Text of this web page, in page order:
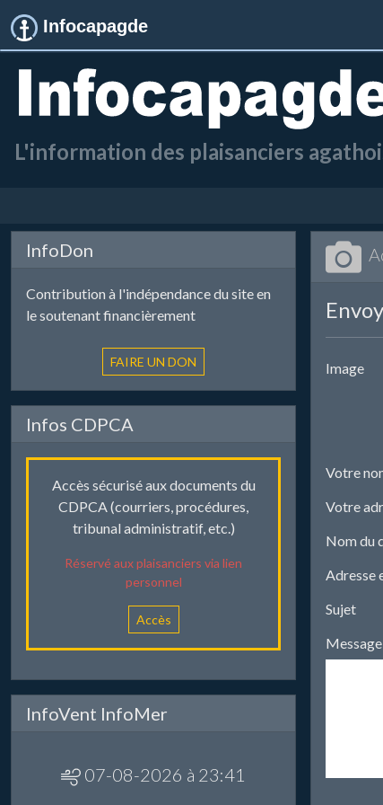
Infocapagde
L'information des plaisanciers
InfoDon
Contribution à l'indépendance du site en
le soutenant financièrement
Infos CDPCA
Accès sécurisé aux documents du
CDPCA (courriers, procédures,
tribunal administratif, etc.)
Réservé aux plaisanciers via lien
personnel
Accès
InfoVent InfoMer
07-08-2026 à 23:41
Image
Votre
Votre
Nom du
Adresse
Sujet
Message